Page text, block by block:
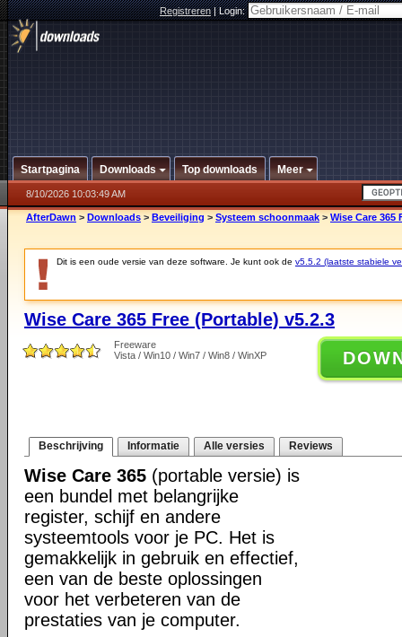
Registreren|Login:
Startpagina Downloads Top downloads Meer
8/10/2026 10:03:49 AM
AfterDawn > Downloads > Beveiliging > Systeem schoonmaak > Wise Care 365
Dit is een oude versie van deze software. Je kunt ook de v5.5.2 (laatste stabiele
Wise Care 365 Free (Portable) v5.2.3
Freeware
Vista / Win10 / Win7 / Win8 / WinXP
Beschrijving Informatie Alle versies Reviews
Wise Care 365 (portable versie) is
een bundel met belangrijke
register, schijf en andere
systeemtools voor je PC. Het is
gemakkelijk in gebruik en effectief,
een van de beste oplossingen
voor het verbeteren van de
prestaties van je computer.